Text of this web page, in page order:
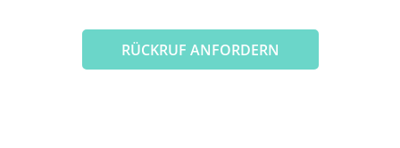
RÜCKRUF ANFORDERN